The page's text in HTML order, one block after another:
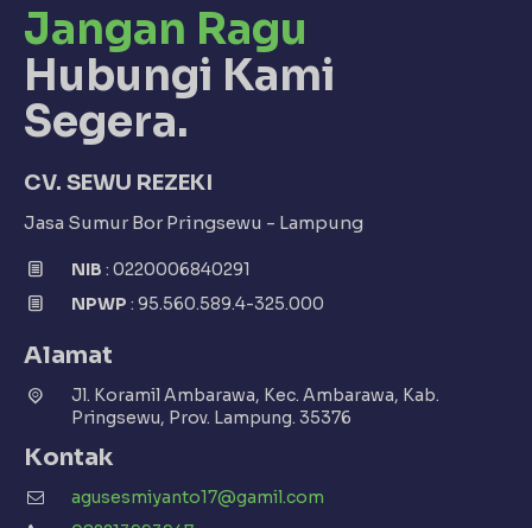
Jangan Ragu
Hubungi Kami
Segera.
CV. SEWU REZEKI
Jasa Sumur Bor Pringsewu - Lampung
NIB : 0220006840291
NPWP : 95.560.589.4-325.000
Alamat
Jl. Koramil Ambarawa, Kec. Ambarawa, Kab.
Pringsewu, Prov. Lampung. 35376
Kontak
agusesmiyanto17@gamil.com